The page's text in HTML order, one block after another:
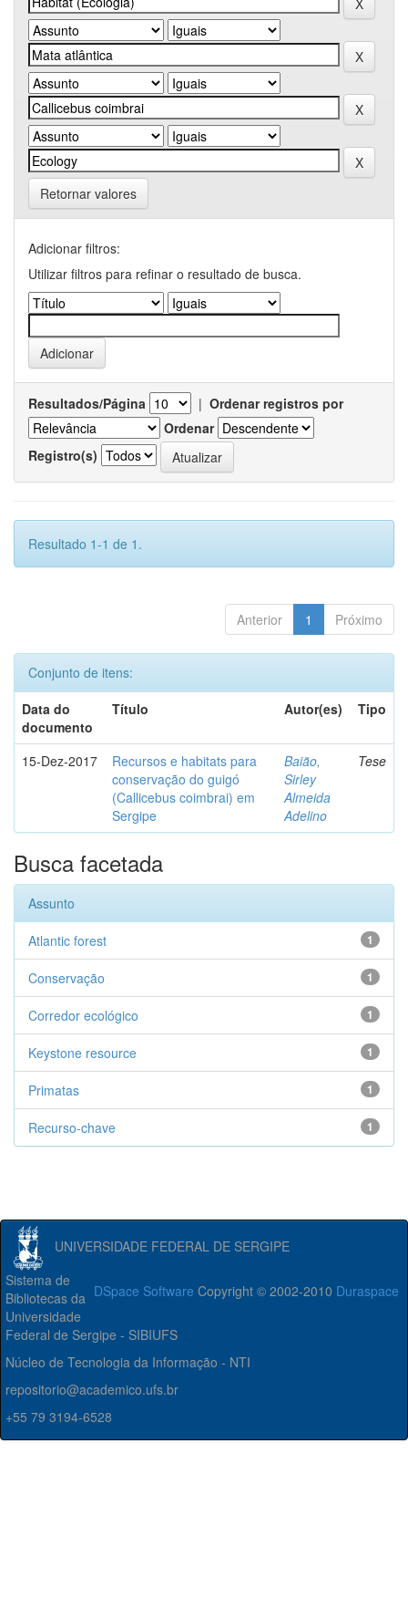
Retornar valores
Adicionar filtros:
Utilizar filtros para refinar o resultado de busca.
Resultados/Página | Ordenar registros por
Ordenar
Registro(s)
Resultado 1-1 de 1.
Anterior 1 Próximo
Conjunto de itens:
Data do
documento
Título Autor(es) Tipo
15-Dez-2017
Recursos e habitats para
conservação do guigó
(Callicebus coimbrai) em
Sergipe
Baião,
Sirley
Almeida
Adelino
Tese
Busca facetada
Assunto
1
Atlantic forest
1
Conservação
1
Corredor ecológico
1
Keystone resource
1
Primatas
1
Recurso-chave
UNIVERSIDADE FEDERAL DE SERGIPE
DSpace Software Copyright © 2002-2010 Duraspace
Sistema de
Bibliotecas da
Universidade
Federal de Sergipe - SIBIUFS
Núcleo de Tecnologia da Informação - NTI
repositorio@academico.ufs.br
+55 79 3194-6528